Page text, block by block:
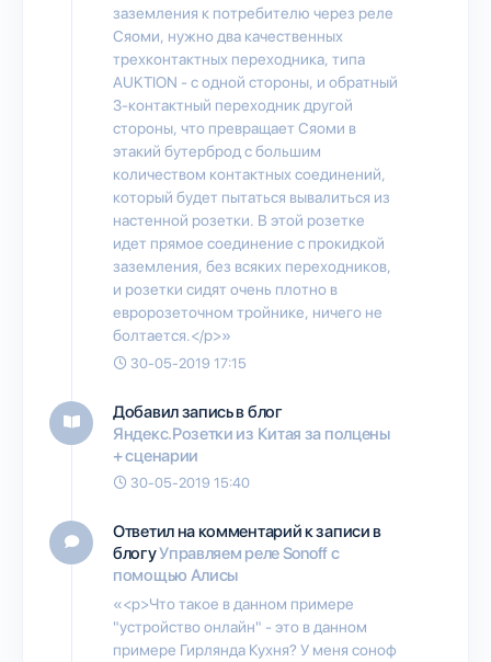
заземления к потребителю через реле
Сяоми, нужно два качественных
трехконтактных переходника, типа
AUKTION - с одной стороны, и обратный
3-контактный переходник другой
стороны, что превращает Сяоми в
этакий бутерброд с большим
количеством контактных соединений,
который будет пытаться вывалиться из
настенной розетки. В этой розетке
идет прямое соединение с прокидкой
заземления, без всяких переходников,
и розетки сидят очень плотно в
евророзеточном тройнике, ничего не
болтается.</p>»
30-05-2019 17:15
Добавил запись в блог
Яндекс.Розетки из Китая за полцены
+ сценарии
30-05-2019 15:40
Ответил на комментарий к записи в
блогуУправляем реле Sonoff с
помощью Алисы
«<p>Что такое в данном примере
"устройство онлайн" - это в данном
примере Гирлянда Кухня? У меня соноф